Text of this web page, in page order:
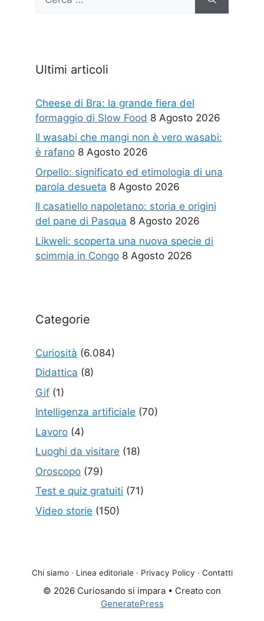
per:
Ultimi articoli
Cheese di Bra: la grande fiera del
formaggio di Slow Food 8 Agosto 2026
Il wasabi che mangi non è vero wasabi:
è rafano 8 Agosto 2026
Orpello: significato ed etimologia di una
parola desueta 8 Agosto 2026
Il casatiello napoletano: storia e origini
del pane di Pasqua 8 Agosto 2026
Likweli: scoperta una nuova specie di
scimmia in Congo 8 Agosto 2026
Categorie
Curiosità (6.084)
Didattica (8)
Gif (1)
Intelligenza artificiale (70)
Lavoro (4)
Luoghi da visitare (18)
Oroscopo (79)
Test e quiz gratuiti (71)
Video storie (150)
Chi siamo · Linea editoriale · Privacy Policy · Contatti
© 2026 Curiosando si impara • Creato con
GeneratePress